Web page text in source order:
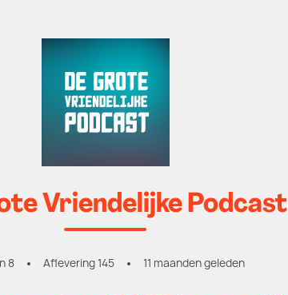
Vriendelijke Podcast
8 Aflevering 145 11 maanden geleden